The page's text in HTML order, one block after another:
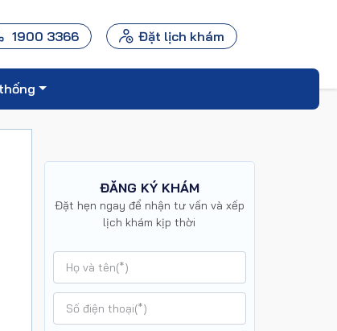
1900 3366 Đặt lịch khám
ĐĂNG KÝ KHÁM
Đặt hẹn ngay để nhận tư vấn và xếp
lịch khám kịp thời